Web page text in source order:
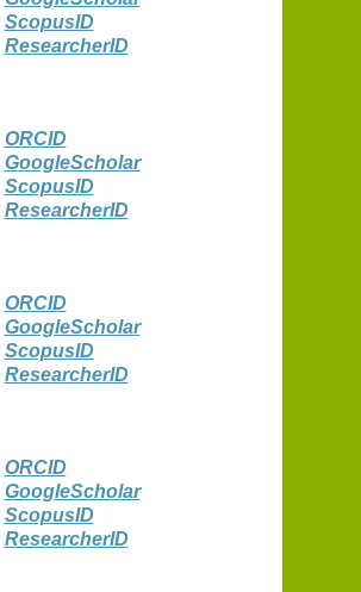
ScopusID
ResearcherID
ORCID
GoogleScholаr
ScopusID
ResearcherID
ORCID
GoogleScholаr
ScopusID
ResearcherID
ORCID
GoogleScholаr
ScopusID
ResearcherID